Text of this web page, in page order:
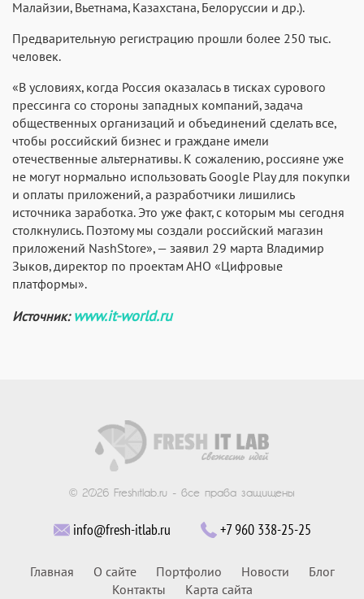
Малайзии, Вьетнама, Казахстана, Белоруссии и др.).
Предварительную регистрацию прошли более 250 тыс.
человек.
«В условиях, когда Россия оказалась в тисках сурового
прессинга со стороны западных компаний, задача
общественных организаций и объединений сделать все,
чтобы российский бизнес и граждане имели
отечественные альтернативы. К сожалению, россияне уже
не могут нормально использовать Google Play для покупки
и оплаты приложений, а разработчики лишились
источника заработка. Это уже факт, с которым мы сегодня
столкнулись. Поэтому мы создали российский магазин
приложений NashStore», — заявил 29 марта Владимир
Зыков, директор по проектам АНО «Цифровые
платформы».
Источник: www.it-world.ru
© 2026 Freshitlab.ru - все права защищены
info@fresh-itlab.ru +7 960 338-25-25
Главная О сайте Портфолио Новости
Блог
Контакты
Карта сайта